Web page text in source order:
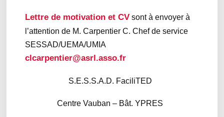
Lettre de motivation et CV sont à envoyer à
l’attention de M. Carpentier C. Chef de service
SESSAD/UEMA/UMIA
clcarpentier@asrl.asso.fr
S.E.S.S.A.D. FaciliTED
Centre Vauban – Bât. YPRES